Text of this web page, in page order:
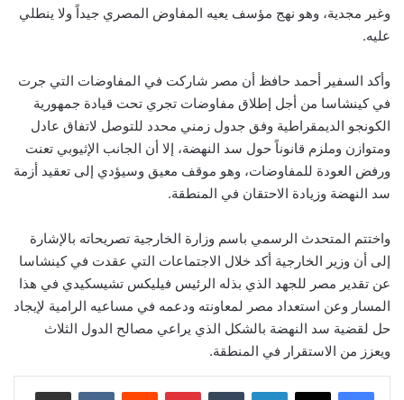
وغير مجدية، وهو نهج مؤسف يعيه المفاوض المصري جيداً ولا ينطلي
عليه.
وأكد السفير أحمد حافظ أن مصر شاركت في المفاوضات التي جرت
في كينشاسا من أجل إطلاق مفاوضات تجري تحت قيادة جمهورية
الكونجو الديمقراطية وفق جدول زمني محدد للتوصل لاتفاق عادل
ومتوازن وملزم قانوناً حول سد النهضة، إلا أن الجانب الإثيوبي تعنت
ورفض العودة للمفاوضات، وهو موقف معيق وسيؤدي إلى تعقيد أزمة
سد النهضة وزيادة الاحتقان في المنطقة.
واختتم المتحدث الرسمي باسم وزارة الخارجية تصريحاته بالإشارة
إلى أن وزير الخارجية أكد خلال الاجتماعات التي عقدت في كينشاسا
عن تقدير مصر للجهد الذي بذله الرئيس فيليكس تشيسكيدي في هذا
المسار وعن استعداد مصر لمعاونته ودعمه في مساعيه الرامية لإيجاد
حل لقضية سد النهضة بالشكل الذي يراعي مصالح الدول الثلاث
ويعزز من الاستقرار في المنطقة.
لينكدإن بينتيريست مشاركة عبر البريد